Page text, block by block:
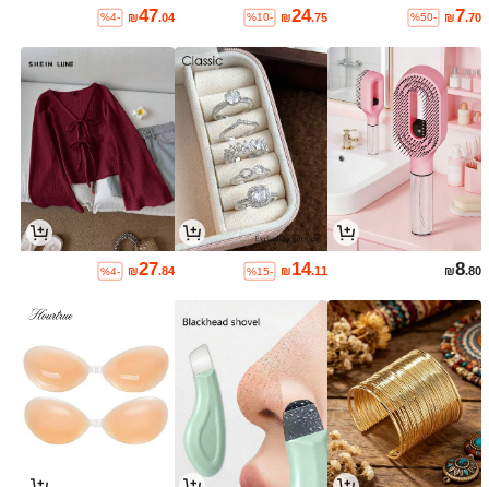
₪7.70
%50-
₪24.75
%10-
₪47.04
%4-
₪8.80
₪14.11
%15-
₪27.84
%4-